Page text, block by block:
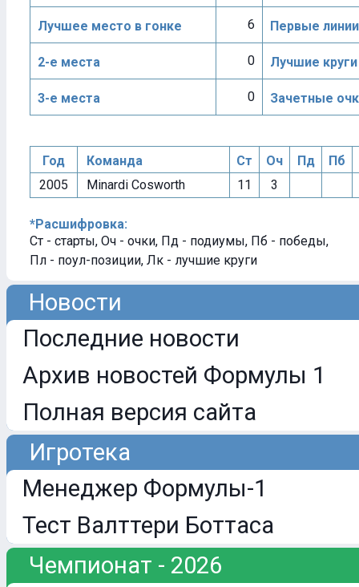
Лучшее место в гонке 6 Первые линии
2-е места 0 Лучшие круги
3-е места 0 Зачетные
Год Команда Ст Оч Пд
Пб
2005
Minardi Cosworth 11 3
*Расшифровка:
Ст - старты, Оч - очки, Пд - подиумы, Пб - победы,
Пл - поул-позиции, Лк - лучшие круги
Новости
Последние новости
Архив новостей Формулы 1
Полная версия сайта
Игротека
Менеджер Формулы-1
Тест Валттери Боттаса
Чемпионат - 2026